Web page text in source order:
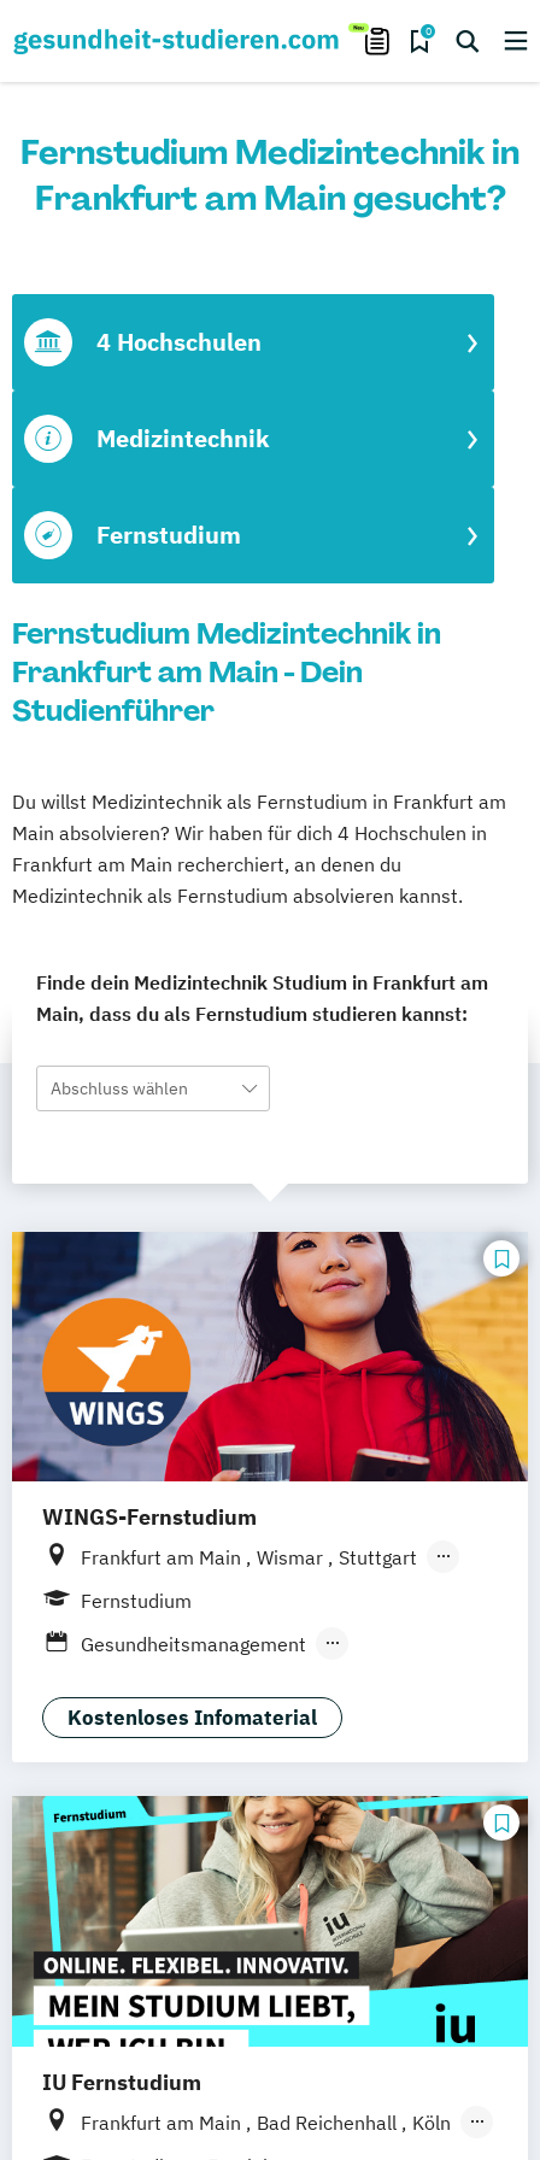
0
Fernstudium Medizintechnik in
Frankfurt am Main gesucht?
Fernstudium
Medizintechnik
4 Hochschulen
Fernstudium Medizintechnik in
Frankfurt am Main - Dein
Studienführer
Du willst Medizintechnik als Fernstudium in Frankfurt am
Main absolvieren? Wir haben für dich 4 Hochschulen in
Frankfurt am Main recherchiert, an denen du
Medizintechnik als Fernstudium absolvieren kannst.
Finde dein Medizintechnik Studium in Frankfurt am
Main, dass du als Fernstudium studieren kannst:
Abschluss wählen
WINGS-Fernstudium
Frankfurt am Main Wismar
Stuttgart
Hannover
Nürnberg
Fernstudium
Gesundheitsmanagement
Sozialmanagement
Kostenloses Infomaterial
IU Fernstudium
Frankfurt am Main Bad Reichenhall
Köln